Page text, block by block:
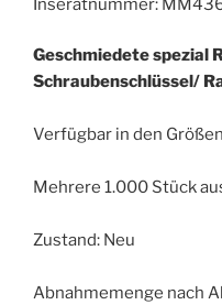
Geschmiedete spezial
Schraubenschlüssel/
Verfügbar in den
Mehrere 1.000 Stück
Zustand: Neu
Abnahmemenge nach